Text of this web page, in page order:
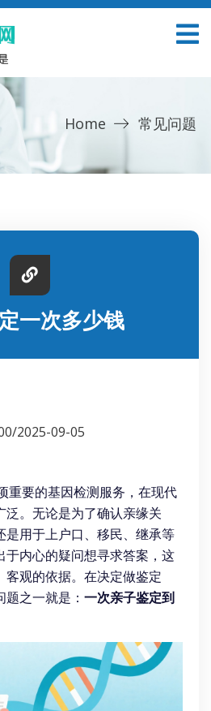
Home 常见问题
一次多少钱
2025-09-05
重要的基因检测服务，在现代
泛。无论是为了确认亲缘关
是用于上户口、移民、继承等
于内心的疑问想寻求答案，这
客观的依据。在决定做鉴定
之一就是： 一次亲子鉴定到